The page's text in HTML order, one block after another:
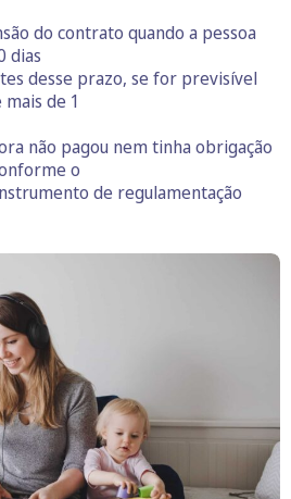
do contrato quando a pessoa
dias
desse prazo, se for previsível
de 1
não pagou nem tinha obrigação
o
de regulamentação